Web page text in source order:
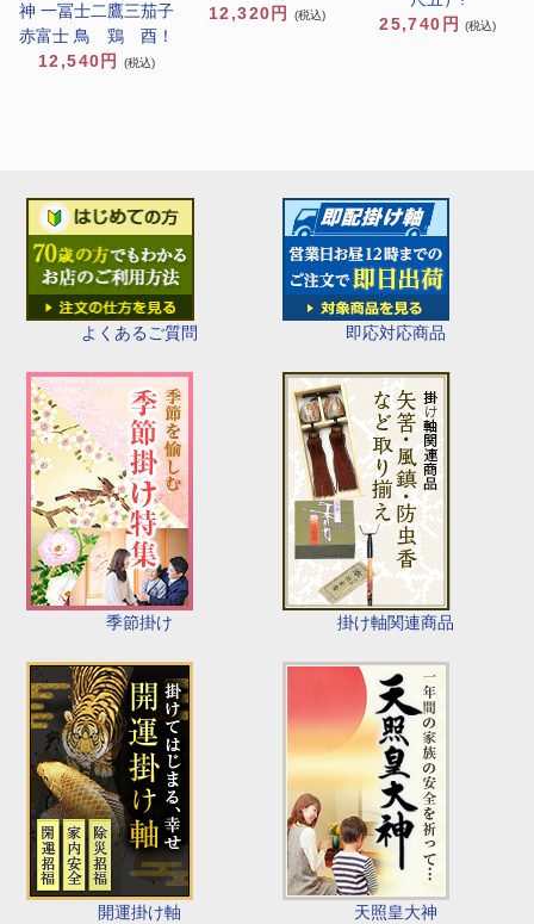
よくあるご質問 即応対応商品
季節掛け 掛け軸関連商品
開運掛け軸 天照皇大神
神 一冨士二鷹三茄子
赤富士 鳥 鶏 酉！
12,540円
(税込)
12,320円
(税込)
25,740円
(税込)